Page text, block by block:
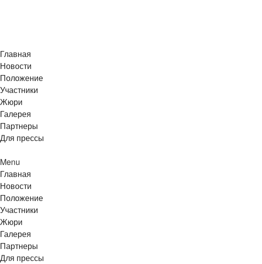
Главная
Новости
Положение
Участники
Жюри
Галерея
Партнеры
Для прессы
Menu
Главная
Новости
Положение
Участники
Жюри
Галерея
Партнеры
Для прессы